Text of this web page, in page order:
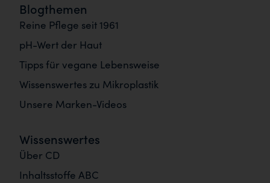
Blogthemen
Reine Pflege seit 1961
pH-Wert der Haut
Tipps für vegane Lebensweise
Wissenswertes zu Mikroplastik
Unsere Marken-Videos
Wissenswertes
Über CD
Inhaltsstoffe ABC